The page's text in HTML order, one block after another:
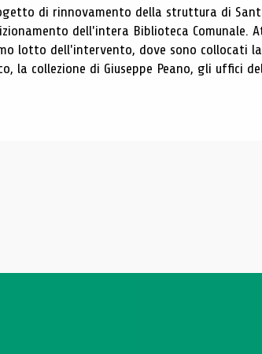
di rinnovamento della struttura di
dell'intera Biblioteca Comunale.
lotto dell'intervento, dove sono collocati
la collezione di Giuseppe Peano, gli uffici